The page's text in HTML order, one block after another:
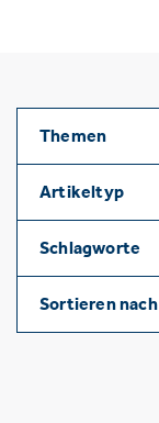
Themen
Artikeltyp
Schlagworte
Sortieren nach